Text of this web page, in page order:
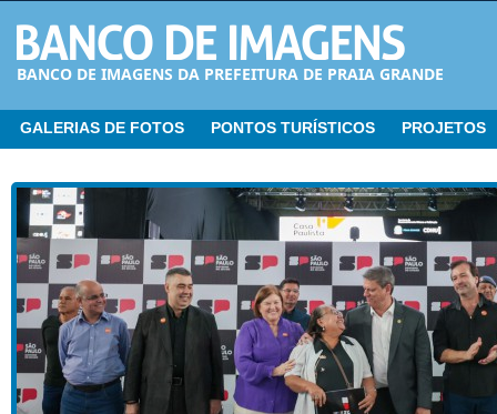
BANCO DE IMAGENS DA PREFEITURA DE PRAIA GRANDE
GALERIAS DE FOTOS PONTOS TURÍSTICOS PROJETOS